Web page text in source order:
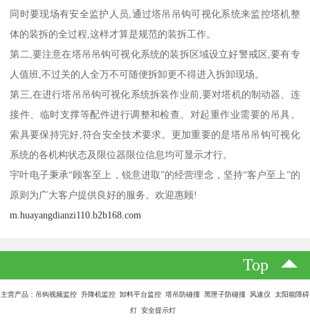
同时要现场有安全监护人员,通过塔吊吊钩可视化系统来监控塔机整
体的装拆的全过程,这样才算是规范的装拆工作。
第二,要注意在塔吊吊钩可视化系统的装拆区域设立好警戒区,要有专
人值班,不过关的人全万不可随便拆卸更不得进入拆卸现场。
第三,在进行塔吊吊钩可视化系统拆装作业前,要对塔机的制动器、连
接件、临时支撑等配件进行调整和检查。对起重作业需要的吊具。
索具要保持完好,符合安全技术要求。更加重要的是塔吊吊钩可视化
系统的各机构状态及限位器限位信息均可显示才行。
宇叶电子秉承“顾客至上，锐意进取”的经营理念，坚持“客户至上”的
原则为广大客户提供良好的服务。欢迎惠顾!
m.huayangdianzi110.b2b168.com
Top
主营产品：吊钩视频监控 升降机监控 卸料平台监控 塔吊防碰撞 黑匣子防碰撞 风速仪 太阳能障碍
灯 安全提示灯